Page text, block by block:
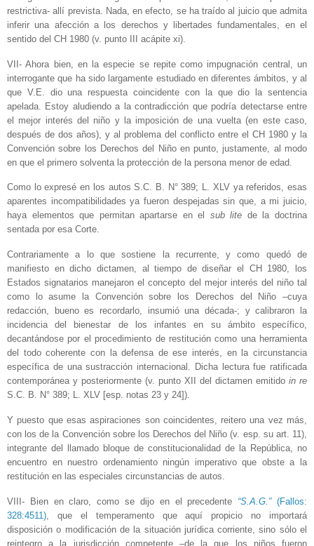
restrictiva- allí prevista. Nada, en efecto, se ha traído al juicio que admita
inferir una afección a los derechos y libertades fundamentales, en el
sentido del CH 1980 (v. punto III acápite xi).
VII- Ahora bien, en la especie se repite como impugnación central, un
interrogante que ha sido largamente estudiado en diferentes ámbitos, y al
que V.E. dio una respuesta coincidente con la que dio la sentencia
apelada. Estoy aludiendo a la contradicción que podría detectarse entre
el mejor interés del niño y la imposición de una vuelta (en este caso,
después de dos años), y al problema del conflicto entre el CH 1980 y la
Convención sobre los Derechos del Niño en punto, justamente, al modo
en que el primero solventa la protección de la persona menor de edad.
Como lo expresé en los autos S.C. B. N° 389; L. XLV ya referidos, esas
aparentes incompatibilidades ya fueron despejadas sin que, a mi juicio,
haya elementos que permitan apartarse en el sub lite de la doctrina
sentada por esa Corte.
Contrariamente a lo que sostiene la recurrente, y como quedó de
manifiesto en dicho dictamen, al tiempo de diseñar el CH 1980, los
Estados signatarios manejaron el concepto del mejor interés del niño tal
como lo asume la Convención sobre los Derechos del Niño –cuya
redacción, bueno es recordarlo, insumió una década-; y calibraron la
incidencia del bienestar de los infantes en su ámbito específico,
decantándose por el procedimiento de restitución como una herramienta
del todo coherente con la defensa de ese interés, en la circunstancia
específica de una sustracción internacional. Dicha lectura fue ratificada
contemporánea y posteriormente (v. punto XII del dictamen emitido in re
S.C. B. N° 389; L. XLV [esp. notas 23 y 24]).
Y puesto que esas aspiraciones son coincidentes, reitero una vez más,
con los de la Convención sobre los Derechos del Niño (v. esp. su art. 11),
integrante del llamado bloque de constitucionalidad de la República, no
encuentro en nuestro ordenamiento ningún imperativo que obste a la
restitución en las especiales circunstancias de autos.
VIII- Bien en claro, como se dijo en el precedente “S.A.G.”(Fallos:
328:4511) , que el temperamento que aquí propicio no importará
disposición o modificación de la situación jurídica corriente, sino sólo el
reintegro a la jurisdicción competente –de la que los niños fueron